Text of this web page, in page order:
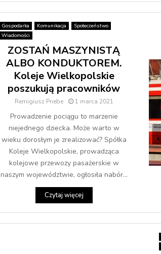
Gospodarka Komunikacja
Społeczeństwo
Wiadomości
ZOSTAŃ MASZYNISTĄ
ALBO KONDUKTOREM.
Koleje Wielkopolskie
poszukują pracowników
Remigiusz Priebe 1 marca 2021
Prowadzenie pociągu to marzenie
niejednego dziecka. Może warto w
wieku dorosłym je zrealizować? Spółka
Koleje Wielkopolskie, prowadząca
kolejowe przewozy pasażerskie w
naszym województwie, ogłosiła nabór...
Czytaj więcej